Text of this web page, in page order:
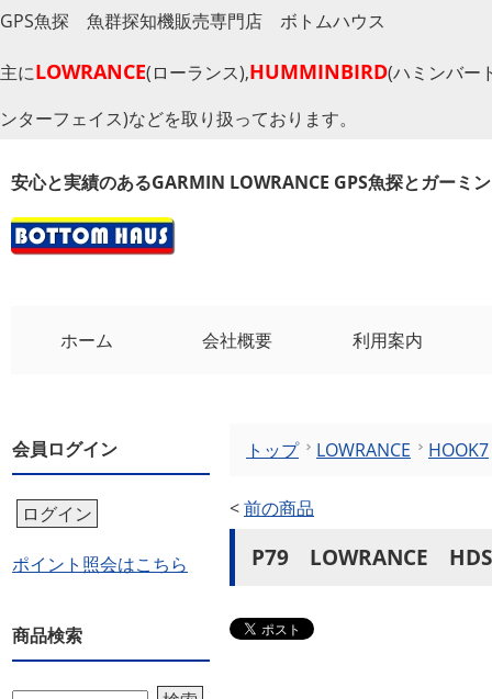
GPS魚探 魚群探知機販売専門店 ボトムハウス
主にLOWRANCE(ローランス),HUMMINBIRD(ハミンバー
ンターフェイス)などを取り扱っております。
安心と実績のあるGARMIN LOWRANCE GPS魚探とガーミ
ホーム 会社概要 利用案内
会員ログイン
ログイン
ポイント照会はこちら
商品検索
トップ LOWRANCE HOOK7
<前の商品
P79 LOWRANCE HDS